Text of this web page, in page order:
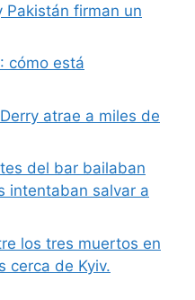
Pakistán firman un
cómo está
atrae a miles de
del bar bailaban
intentaban salvar a
los tres muertos en
cerca de Kyiv.